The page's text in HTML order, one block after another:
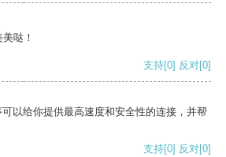
哒！
支持[0] 反对[0]
以给你提供最高速度和安全性的连接，并帮
支持[0] 反对[0]